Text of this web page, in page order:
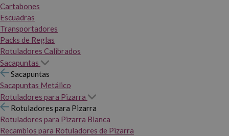
Cartabones
Escuadras
Transportadores
Packs de Reglas
Rotuladores Calibrados
Sacapuntas
Sacapuntas
Sacapuntas Metálico
Rotuladores para Pizarra
Rotuladores para Pizarra
Rotuladores para Pizarra Blanca
Recambios para Rotuladores de Pizarra